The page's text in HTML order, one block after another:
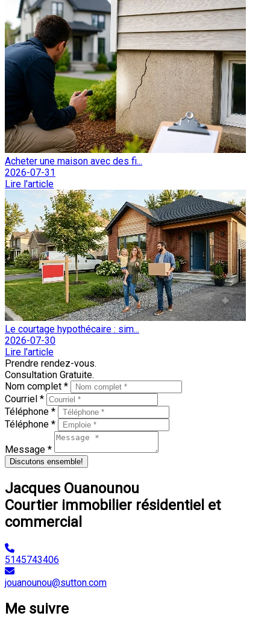
Acheter une maison avec des fi...
2026-07-31
Lire l'article
Le courtage hypothécaire : sim...
2026-07-30
Lire l'article
Prendre rendez-vous.
Consultation Gratuite.
Nom complet *
Courriel *
Téléphone *
Téléphone *
Message *
Discutons ensemble!
Jacques Ouanounou
Courtier immobilier résidentiel et
commercial
5145743406
jouanounou@sutton.com
Me suivre